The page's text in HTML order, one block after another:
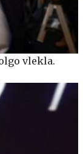
vlekla.